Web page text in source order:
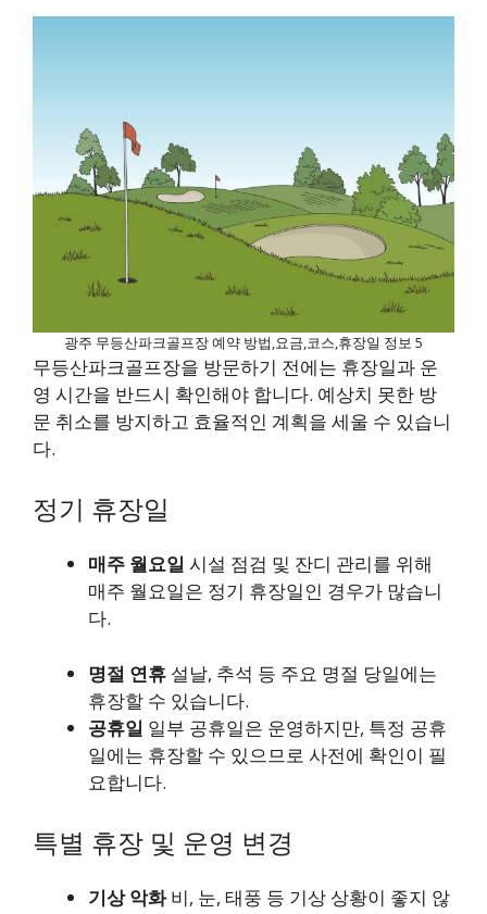
광주 무등산파크골프장 예약 방법,요금,코스,휴장일 정보 5
무등산파크골프장을 방문하기 전에는 휴장일과 운
영 시간을 반드시 확인해야 합니다. 예상치 못한 방
문 취소를 방지하고 효율적인 계획을 세울 수 있습니
다.
정기 휴장일
매주 월요일 시설 점검 및 잔디 관리를 위해
매주 월요일은 정기 휴장일인 경우가 많습니
다.
명절 연휴 설날, 추석 등 주요 명절 당일에는
휴장할 수 있습니다.
공휴일 일부 공휴일은 운영하지만, 특정 공휴
일에는 휴장할 수 있으므로 사전에 확인이 필
요합니다.
특별 휴장 및 운영 변경
기상 악화비, 눈, 태풍 등 기상 상황이 좋지 않